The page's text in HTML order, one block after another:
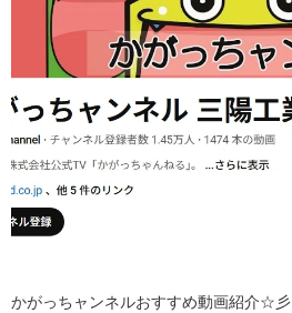
かがっちャンネルおすすめ動画紹介☆彡